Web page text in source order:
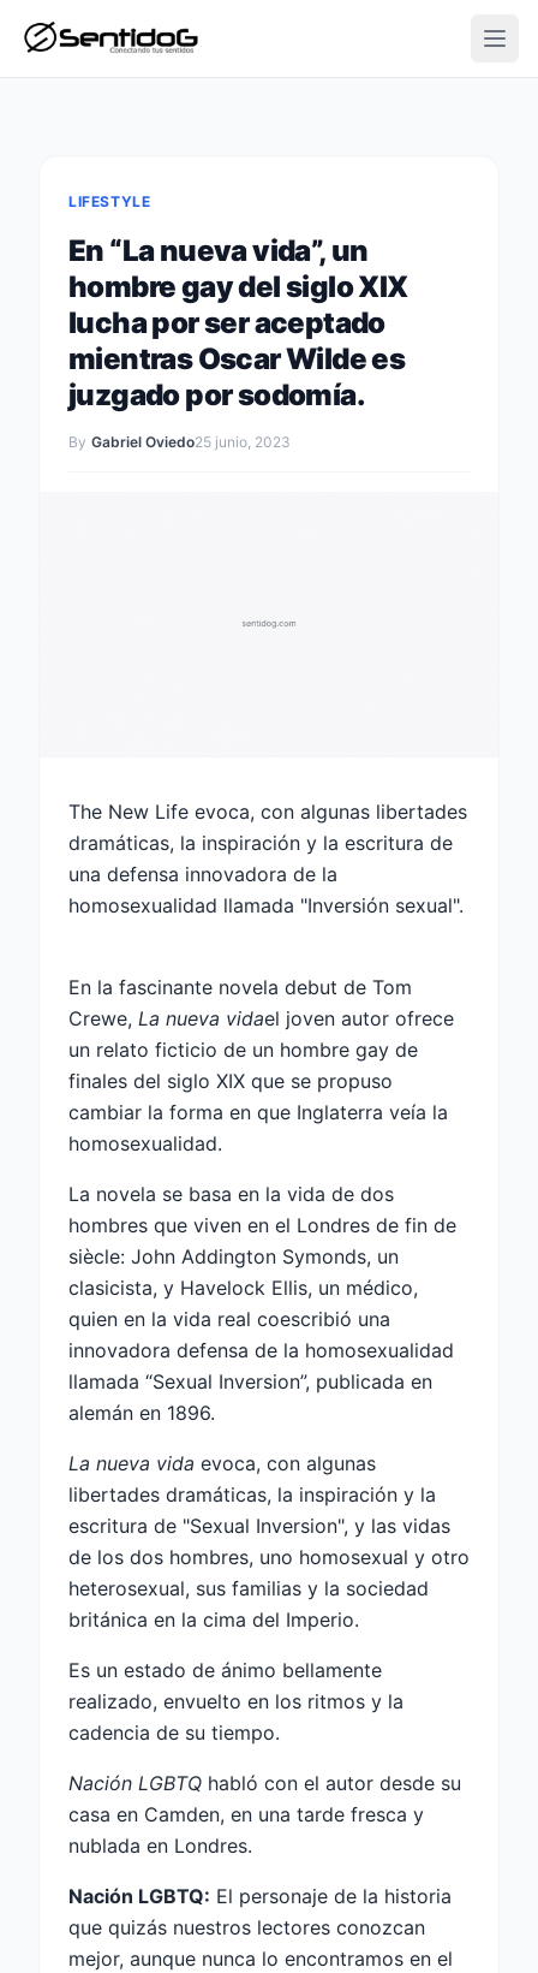
LIFESTYLE
En “La nueva vida”, un
hombre gay del siglo XIX
lucha por ser aceptado
mientras Oscar Wilde es
juzgado por sodomía.
By Gabriel Oviedo25 junio, 2023
The New Life evoca, con algunas libertades
dramáticas, la inspiración y la escritura de
una defensa innovadora de la
homosexualidad llamada "Inversión sexual".
En la fascinante novela debut de Tom
Crewe, La nueva vidael joven autor ofrece
un relato ficticio de un hombre gay de
finales del siglo XIX que se propuso
cambiar la forma en que Inglaterra veía la
homosexualidad.
La novela se basa en la vida de dos
hombres que viven en el Londres de fin de
siècle: John Addington Symonds, un
clasicista, y Havelock Ellis, un médico,
quien en la vida real coescribió una
innovadora defensa de la homosexualidad
llamada “Sexual Inversion”, publicada en
alemán en 1896.
La nueva vida evoca, con algunas
libertades dramáticas, la inspiración y la
escritura de "Sexual Inversion", y las vidas
de los dos hombres, uno homosexual y otro
heterosexual, sus familias y la sociedad
británica en la cima del Imperio.
Es un estado de ánimo bellamente
realizado, envuelto en los ritmos y la
cadencia de su tiempo.
Nación LGBTQ habló con el autor desde su
casa en Camden, en una tarde fresca y
nublada en Londres.
Nación LGBTQ: El personaje de la historia
que quizás nuestros lectores conozcan
mejor, aunque nunca lo encontramos en el